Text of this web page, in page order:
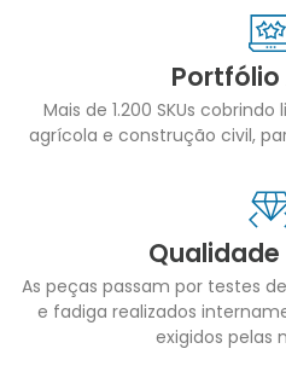
Mais de 1.200 SKUs
agrícola e construção civil,
As peças passam por testes
e fadiga realizados
exigidos pelas